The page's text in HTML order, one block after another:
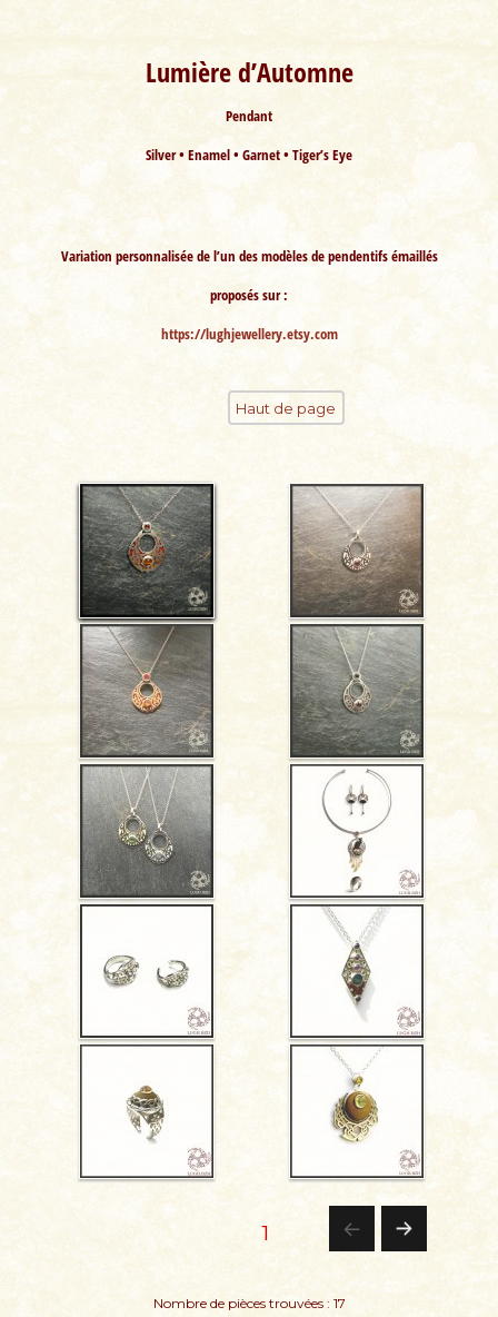
Lumière d’Automne
Pendant
Silver • Enamel • Garnet • Tiger’s Eye
Variation personnalisée de l’un des modèles de pendentifs émaillés
proposés sur :
https://lughjewellery.etsy.com
Haut de page
PAGE1
Nombre de pièces trouvées : 17